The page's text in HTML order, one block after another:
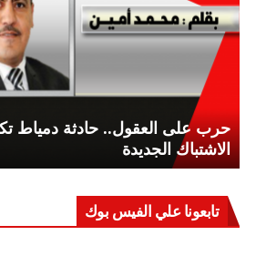
حرب على العقول.. حادثة دمياط
الاشتباك الجديدة
تابعونا علي الفيس بوك